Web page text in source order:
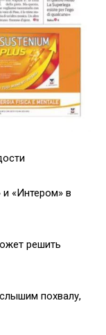
«Интером» в
решить
похвалу,